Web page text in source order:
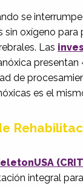
se
sin oxígeno
Las
de
es el
integral